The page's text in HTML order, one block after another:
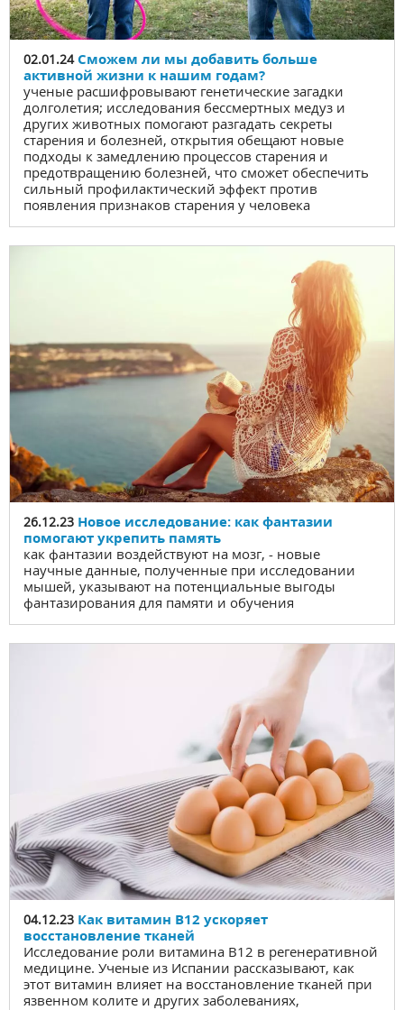
02.01.24 Сможем ли мы добавить больше
активной жизни к нашим годам?
ученые расшифровывают генетические загадки
долголетия; исследования бессмертных медуз и
других животных помогают разгадать секреты
старения и болезней, открытия обещают новые
подходы к замедлению процессов старения и
предотвращению болезней, что сможет обеспечить
сильный профилактический эффект против
появления признаков старения у человека
26.12.23 Новое исследование: как фантазии
помогают укрепить память
как фантазии воздействуют на мозг, - новые
научные данные, полученные при исследовании
мышей, указывают на потенциальные выгоды
фантазирования для памяти и обучения
04.12.23 Как витамин B12 ускоряет
восстановление тканей
Исследование роли витамина B12 в регенеративной
медицине. Ученые из Испании рассказывают, как
этот витамин влияет на восстановление тканей при
язвенном колите и других заболеваниях,